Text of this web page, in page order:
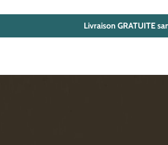
Livraison GRATUITE